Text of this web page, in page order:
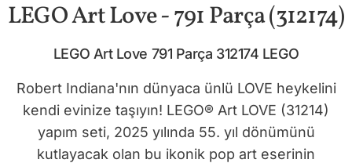
LEGO Art Love - 791 Parça (312174)
LEGO Art Love 791 Parça 312174 LEGO
Robert Indiana'nın dünyaca ünlü LOVE heykelini
kendi evinize taşıyın! LEGO® Art LOVE (31214)
yapım seti, 2025 yılında 55. yıl dönümünü
kutlayacak olan bu ikonik pop art eserinin